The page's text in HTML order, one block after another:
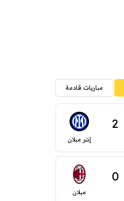
مباريات قادمة
2
إنتر ميلان
0
ميلان